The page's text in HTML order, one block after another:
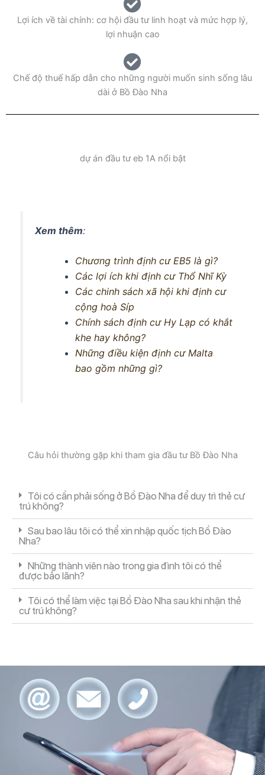
Lợi ích về tài chính: cơ hội đầu tư linh hoạt và mức hợp lý,
lợi nhuận cao
Chế độ thuế hấp dẫn cho những người muốn sinh sống lâu
dài ở Bồ Đào Nha
dự án đầu tư eb 1A nổi bật
Xem thêm:
Chương trình định cư EB5 là gì?
Các lợi ích khi định cư Thổ Nhĩ Kỳ
Các chinh sách xã hội khi định cư
cộng hoà Síp
Chính sách định cư Hy Lạp có khắt
khe hay không?
Những điều kiện định cư Malta
bao gồm những gì?
Câu hỏi thường gặp khi tham gia đầu tư Bồ Đào Nha
Tôi có cần phải sống ở Bồ Đào Nha để duy trì thẻ cư
trú không?
Sau bao lâu tôi có thể xin nhập quốc tịch Bồ Đào
Nha?
Những thành viên nào trong gia đình tôi có thể
được bảo lãnh?
Tôi có thể làm việc tại Bồ Đào Nha sau khi nhận thẻ
cư trú không?